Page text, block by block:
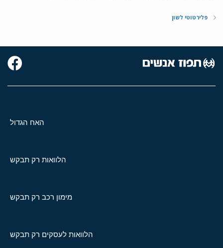
פלירטוטי לשון
האח הגדול
הלוואות רק תבקש
מימון רכב רק תבקש
הלוואות לעסקים רק תבקש